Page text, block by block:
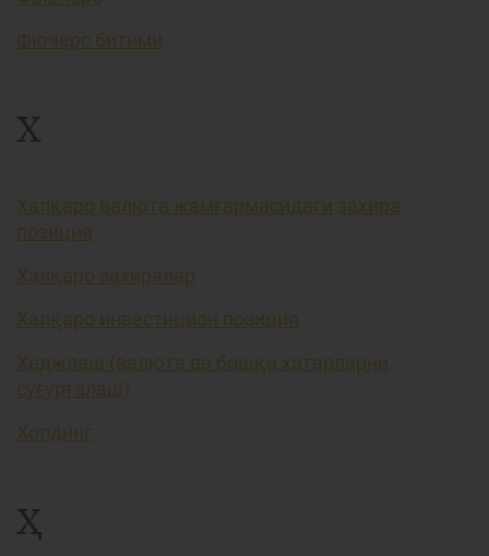
Фючерс битими
Х
Халқаро валюта жамғармасидаги захира
позиция
Халқаро захиралар
Халқаро инвестицион позиция
Хеджлаш (валюта ва бошқа хатарларни
суғурталаш)
Холдинг
Ҳ